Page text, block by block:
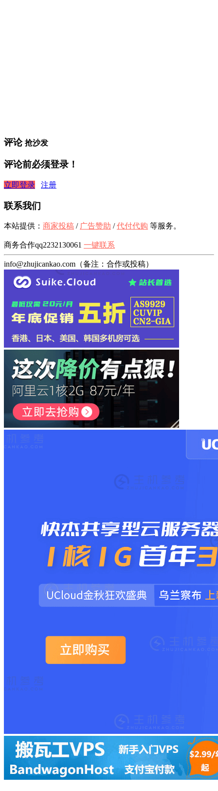
评论 抢沙发
评论前必须登录！
立即登录 注册
联系我们
本站提供： 商家投稿 / 广告赞助 /代付代购 等服务。
商务合作qq2232130061 一键联系
info@zhujicankao.com（备注：合作或投稿）